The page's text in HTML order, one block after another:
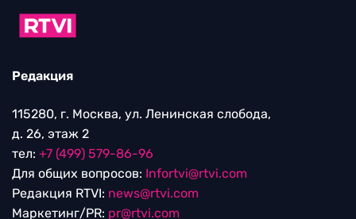
Редакция
115280, г. Москва, ул. Ленинская слобода,
д. 26, этаж 2
тел: +7 (499) 579-86-96
Для общих вопросов: Infortvi@rtvi.com
Редакция RTVI: news@rtvi.com
Маркетинг/PR: pr@rtvi.com